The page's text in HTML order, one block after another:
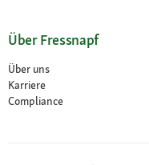
Über Fressnapf
Über uns
Karriere
Compliance